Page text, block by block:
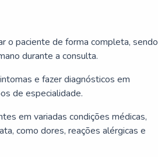
o paciente de forma completa, sendo
durante a consulta.
e fazer diagnósticos em
de especialidade.
em variadas condições médicas,
como dores, reações alérgicas e